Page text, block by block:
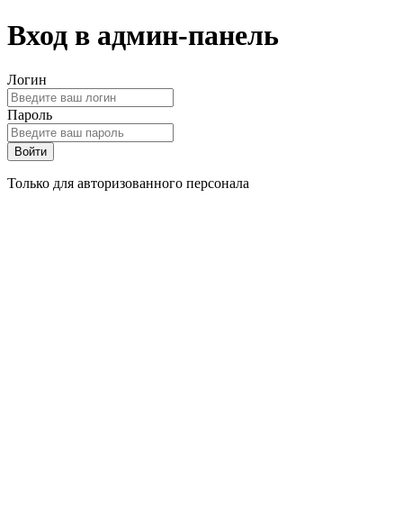
Вход в админ-панель
Логин
Пароль
Войти
Только для авторизованного персонала